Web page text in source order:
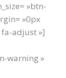
»btn-
»0px
adjust »]
warning »